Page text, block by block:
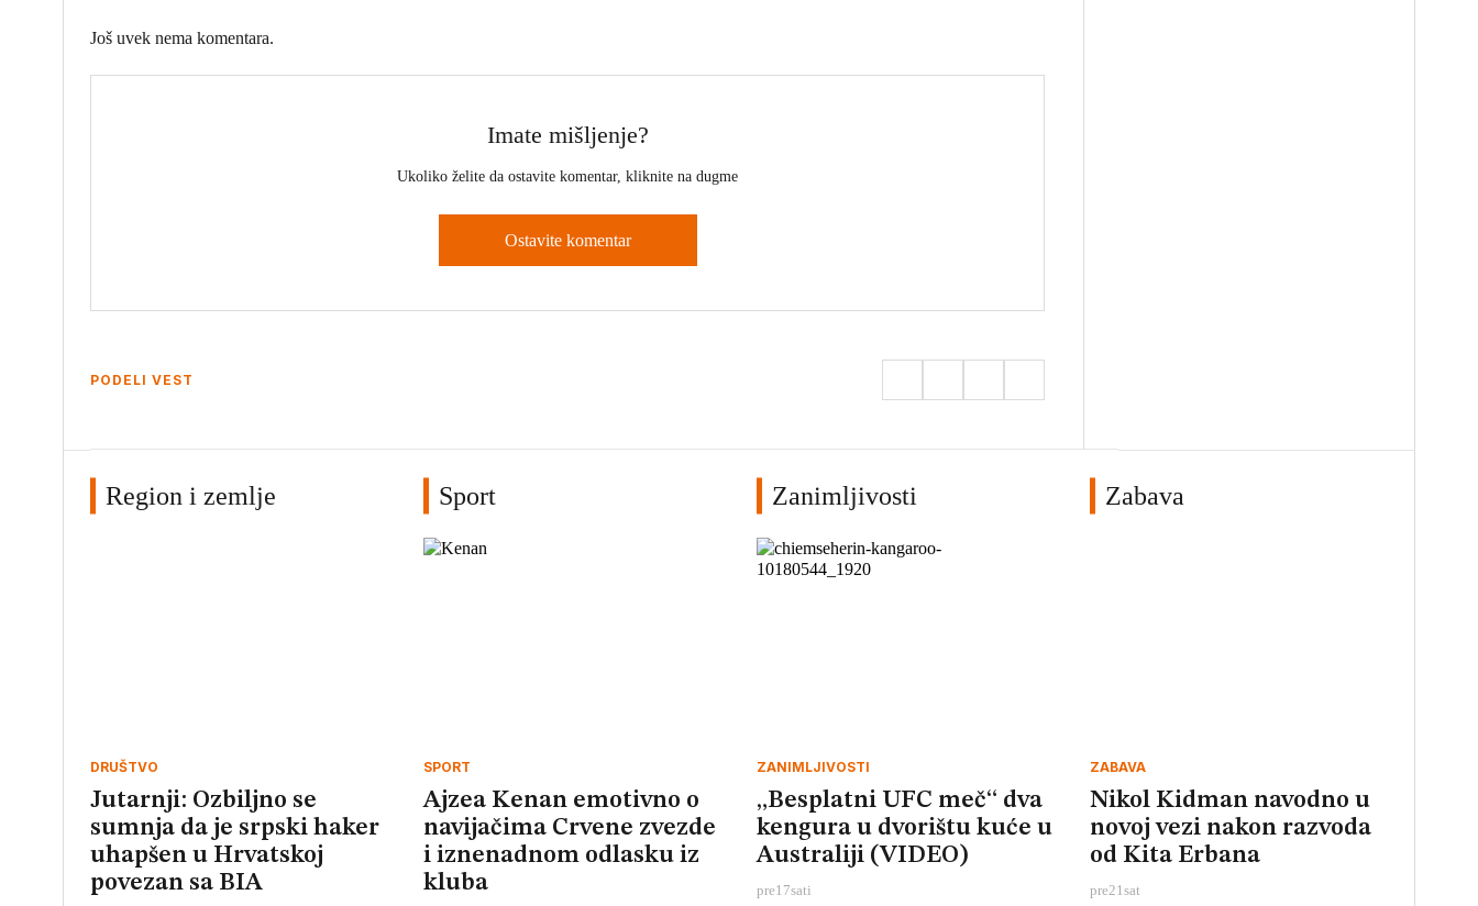
Još uvek nema komentara.
Imate mišljenje?
Ukoliko želite da ostavite komentar, kliknite na dugme
Ostavite komentar
PODELI VEST
Region i zemlje
DRUŠTVO
Jutarnji: Ozbiljno se
sumnja da je srpski haker
uhapšen u Hrvatskoj
povezan sa BIA
Sport
SPORT
Ajzea Kenan emotivno o
navijačima Crvene zvezde
i iznenadnom odlasku iz
kluba
Zanimljivosti
ZANIMLJIVOSTI
„Besplatni UFC meč“ dva
kengura u dvorištu kuće u
Australiji (VIDEO)
pre17sati
Zabava
ZABAVA
Nikol Kidman navodno u
novoj vezi nakon razvoda
od Kita Erbana
pre21sat